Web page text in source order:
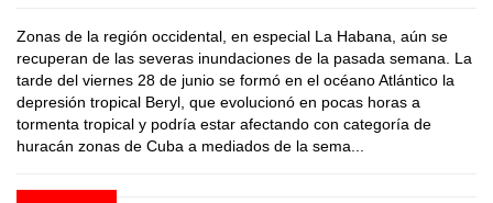
Zonas de la región occidental, en especial La Habana, aún se
recuperan de las severas inundaciones de la pasada semana. La
tarde del viernes 28 de junio se formó en el océano Atlántico la
depresión tropical Beryl, que evolucionó en pocas horas a
tormenta tropical y podría estar afectando con categoría de
huracán zonas de Cuba a mediados de la sema...